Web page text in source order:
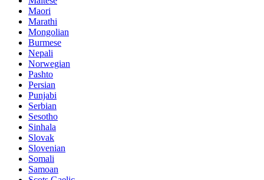
Maori
Marathi
Mongolian
Burmese
Nepali
Norwegian
Pashto
Persian
Punjabi
Serbian
Sesotho
Sinhala
Slovak
Slovenian
Somali
Samoan